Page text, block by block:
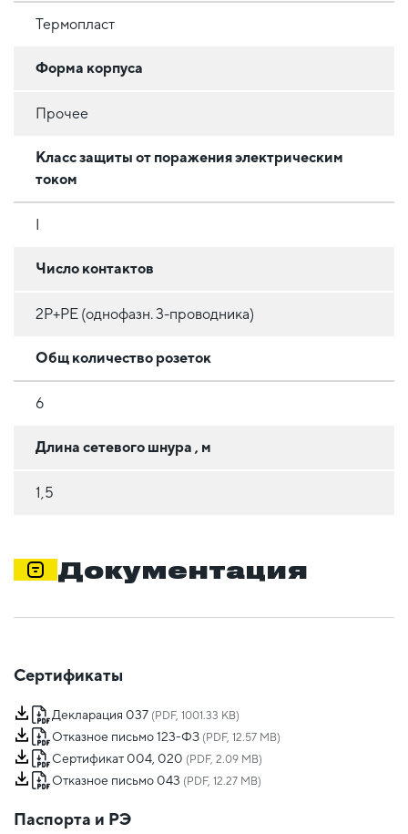
Термопласт
Форма корпуса
Прочее
Класс защиты от поражения электрическим
током
Число контактов
2P+PE (однофазн. 3-проводника)
Общ количество розеток
6
Длина сетевого шнура , м
1,5
Документация
Сертификаты
Декларация 037 (PDF, 1001.33 KB)
Отказное письмо 123-ФЗ (PDF, 12.57 MB)
Сертификат 004, 020 (PDF, 2.09 MB)
Отказное письмо 043 (PDF, 12.27 MB)
Паспорта и РЭ